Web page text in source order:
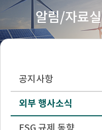
알림/자료실
공지사항
외부 행사소식